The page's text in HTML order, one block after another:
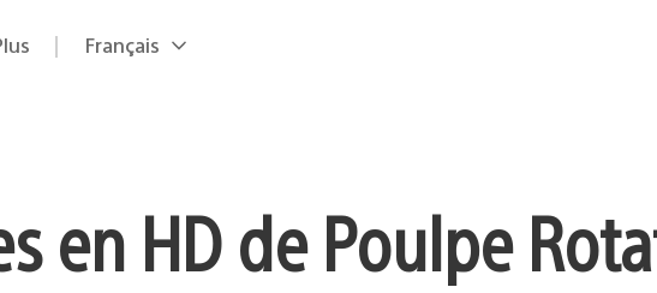
Choisir
Région
Français
en HD de Poulpe